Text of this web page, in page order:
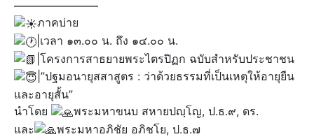
———————–
ภาคบ่าย
|เวลา ๑๓.๐๐ น. ถึง ๑๔.๐๐ น.
|โครงการสาธยายพระไตรปิฏก ฉบับสำหรับประชาชน
|”ปฐมอนายุสสาสูตร : ว่าด้วยธรรมที่เป็นเหตุให้อายุยืน
และอายุสั้น”
นำโดย
พระมหาขนบ สหายปญฺโญ, ป.ธ.๙, ดร.
และ
พระมหาอภิชัย อภิชโย, ป.ธ.๗